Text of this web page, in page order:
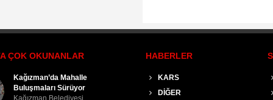
ÇOK OKUNANLAR
Kars'ta Görev Yapan Hakim
Meslekten İhraç Edildi
Kars’ta Parkta Silahlı
Bankta Otururken Vu[..]
HABERLER
KARS
DİĞER